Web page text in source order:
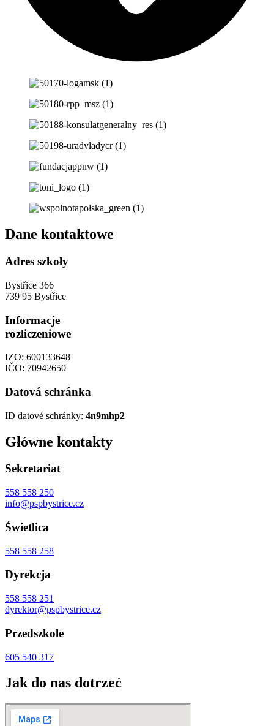
Dane kontaktowe
Adres szkoły
Bystřice 366
739 95 Bystřice
Informacje
rozliczeniowe
IZO: 600133648
IČO: 70942650
Datová schránka
ID datové schránky: 4n9mhp2
Główne kontakty
Sekretariat
558 558 250
info@pspbystrice.cz
Świetlica
558 558 258
Dyrekcja
558 558 251
dyrektor@pspbystrice.cz
Przedszkole
605 540 317
Jak do nas dotrzeć